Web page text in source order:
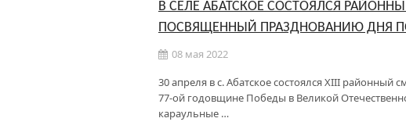
В СЕЛЕ АБАТСКОЕ СОСТОЯЛСЯ
ПОСВЯЩЕННЫЙ ПРАЗДНОВАНИЮ ДНЯ
08 мая 2022
30 апреля в с. Абатское состоялся XIII
77-ой годовщине Победы в Великой
караульные …